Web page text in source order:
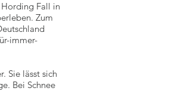
Fall in
Zum
immer-
Sie lässt sich
Bei Schnee